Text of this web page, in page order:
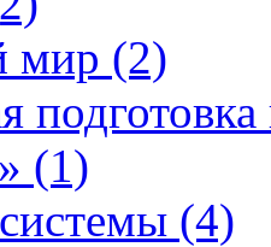
мир (2)
(1)
(4)